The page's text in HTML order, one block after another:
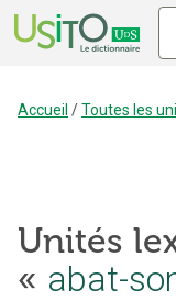
Accueil /Toutes les
Unités
« abat-